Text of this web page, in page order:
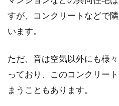
すが、コンクリートなどで
います。
ただ、音は空気以外にも様
っており、このコンクリー
まうこともあります。